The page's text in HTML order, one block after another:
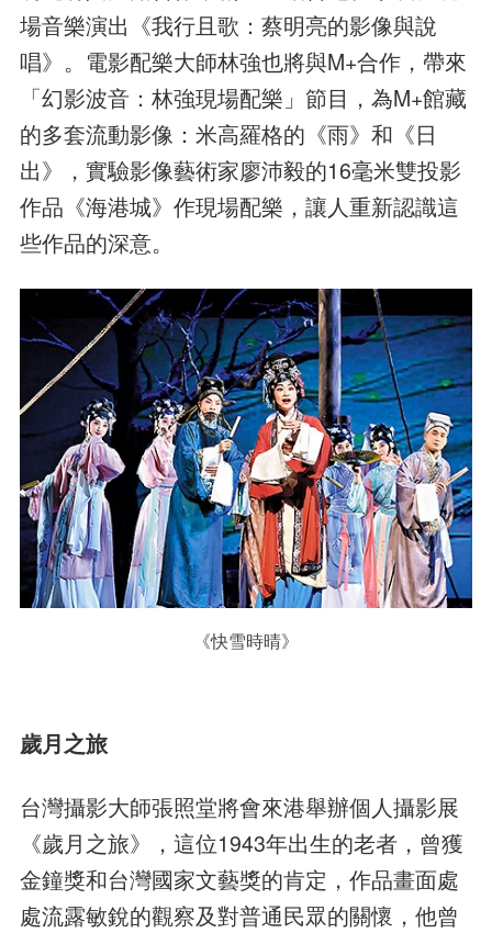
場音樂演出《我行且歌：蔡明亮的影像與說
唱》。電影配樂大師林強也將與M+合作，帶來
「幻影波音：林強現場配樂」節目，為M+館藏
的多套流動影像：米高羅格的《雨》和《日
出》，實驗影像藝術家廖沛毅的16毫米雙投影
作品《海港城》作現場配樂，讓人重新認識這
些作品的深意。
《快雪時晴》
歲月之旅
台灣攝影大師張照堂將會來港舉辦個人攝影展
《歲月之旅》，這位1943年出生的老者，曾獲
金鐘獎和台灣國家文藝獎的肯定，作品畫面處
處流露敏銳的觀察及對普通民眾的關懷，他曾